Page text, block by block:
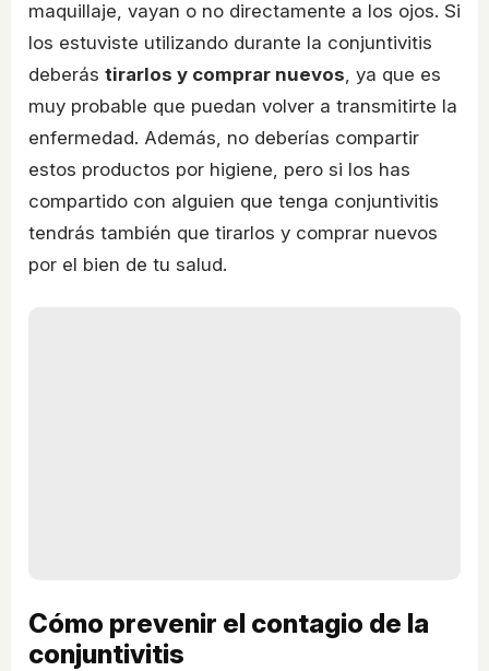
maquillaje, vayan o no directamente a los ojos. Si
los estuviste utilizando durante la conjuntivitis
deberás tirarlos y comprar nuevos , ya que es
muy probable que puedan volver a transmitirte la
enfermedad. Además, no deberías compartir
estos productos por higiene, pero si los has
compartido con alguien que tenga conjuntivitis
tendrás también que tirarlos y comprar nuevos
por el bien de tu salud.
Cómo prevenir el contagio de la
conjuntivitis